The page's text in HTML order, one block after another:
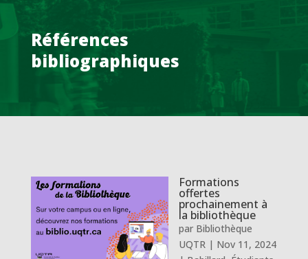
Références
bibliographiques
Formations
offertes
prochainement à
la bibliothèque
par Bibliothèque
UQTR| Nov 11, 2024